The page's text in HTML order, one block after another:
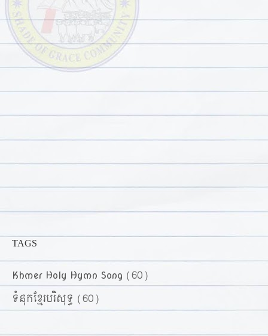
TAGS
Khmer Holy Hymn Song (60)
ទំនុកខ្មែរបរិសុទ្ធ (60)